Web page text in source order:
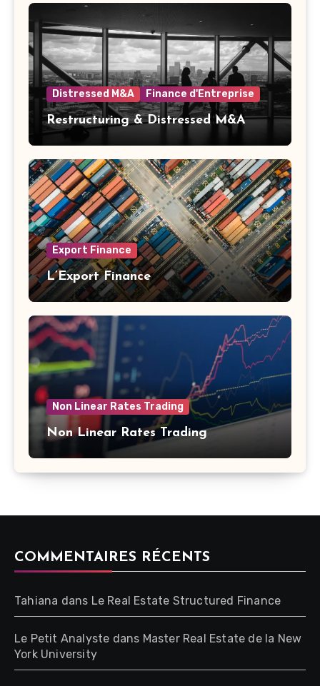
Distressed M&A Finance d'Entreprise
Restructuring & Distressed M&A
Export Finance
L’Export Finance
Non Linear Rates Trading
Non Linear Rates Trading
COMMENTAIRES RÉCENTS
Tahiana dans Le Real Estate Structured Finance
Le Petit Analyste dans Master Real Estate de la New
York University